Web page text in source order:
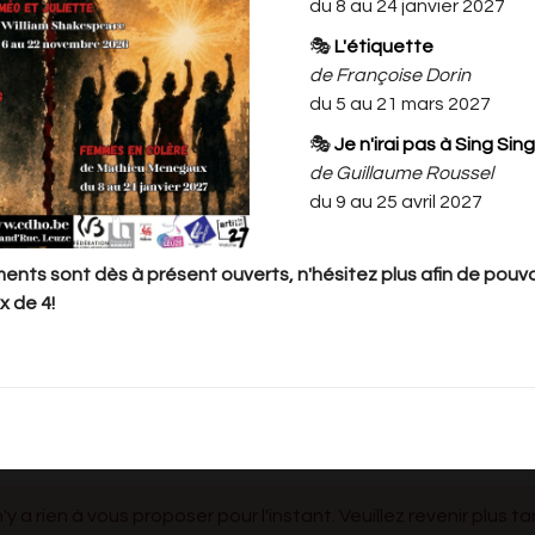
du 8 au 24 janvier 2027
🎭 L'étiquette
de Françoise Dorin
du 5 au 21 mars 2027
🎭Je n'irai pas à Sing Sing
de Guillaume Roussel
du 9 au 25 avril 2027
sont dès à présent ouverts, n'hésitez plus afin de
de 4!
ateliers.
19H ( 17h SPECTACLE)
à 19h (17h SPECTACLE)
3 places par famille par jour. Si vous
veuillez nous l'informer par mail au
places en plus. Nous nous réservons le droit